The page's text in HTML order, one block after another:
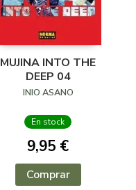
MUJINA INTO THE
DEEP 04
INIO ASANO
En stock
9,95 €
Comprar